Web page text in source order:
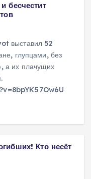
бесчестит
выставил 52
глупцами, без
а их плачущих
Кто несёт